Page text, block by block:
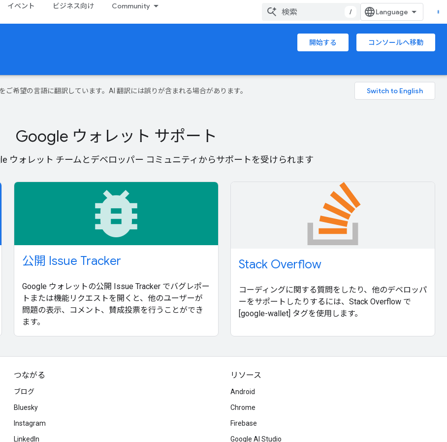
イベント ビジネス向け Community
/
開始する
コンソールへ移動
ご希望の言語に翻訳しています。AI 翻訳には誤りが含まれる場合があります。
Google ウォレット サポート
ウォレット チームとデベロッパー コミュニティからサポートを受けられます
bug_report
公開 Issue Tracker
Google ウォレットの公開 Issue Tracker でバグレポー
トまたは機能リクエストを開くと、他のユーザーが
問題の表示、コメント、賛成投票を行うことができ
ます。
Stack Overflow
コーディングに関する質問をしたり、他のデベロッパ
ーをサポートしたりするには、Stack Overflow で
[google-wallet] タグを使用します。
つながる
ブログ
Bluesky
Instagram
LinkedIn
リソース
Android
Chrome
Firebase
Google AI Studio